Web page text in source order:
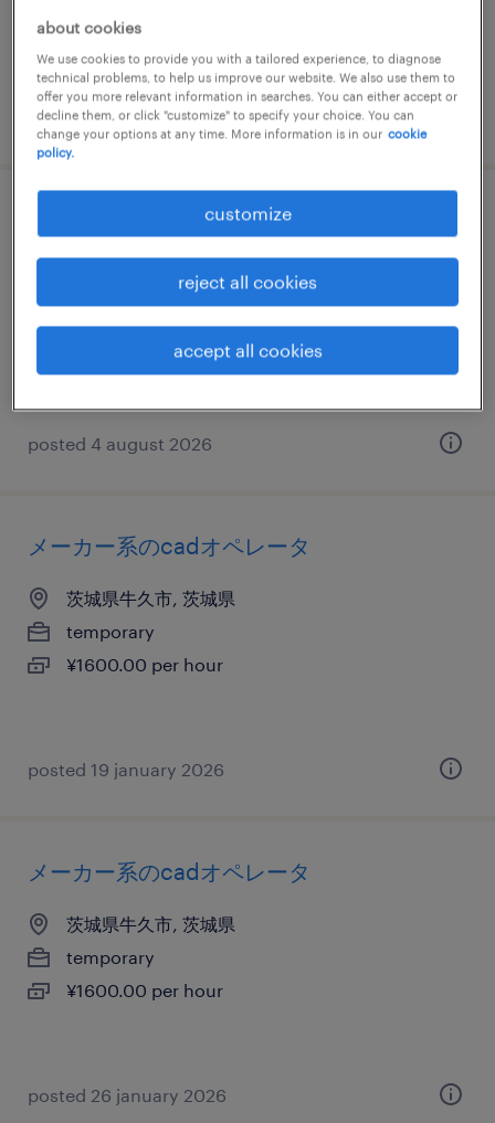
posted 23 july 2026
機械設計・電子設計・建築設計
茨城県筑西市, 茨城県
temporary
posted 4 august 2026
メーカー系のcadオペレータ
茨城県牛久市, 茨城県
temporary
¥1600.00 per hour
posted 19 january 2026
メーカー系のcadオペレータ
茨城県牛久市, 茨城県
temporary
¥1600.00 per hour
posted 26 january 2026
about cookies
We use cookies to provide you with a tailored experience, to diagnose
technical problems, to help us improve our website. We also use them to
offer you more relevant information in searches. You can either accept or
decline them, or click "customize" to specify your choice. You can
change your options at any time. More information is in our cookie
policy.
customize
reject all cookies
accept all cookies